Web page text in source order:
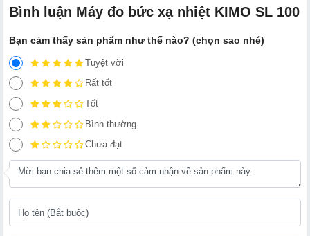
Bình luận Máy đo bức xạ nhiệt KIMO SL 100
Bạn cảm thấy sản phẩm như thế nào? (chọn sao nhé)
Tuyệt vời
Rất tốt
Tốt
Bình thường
Chưa đạt